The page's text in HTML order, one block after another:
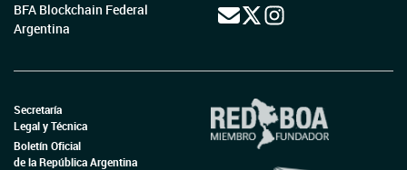
BFA Blockchain Federal
Argentina
Secretaría
Legal y Técnica
Boletín Oficial
de la República Argentina